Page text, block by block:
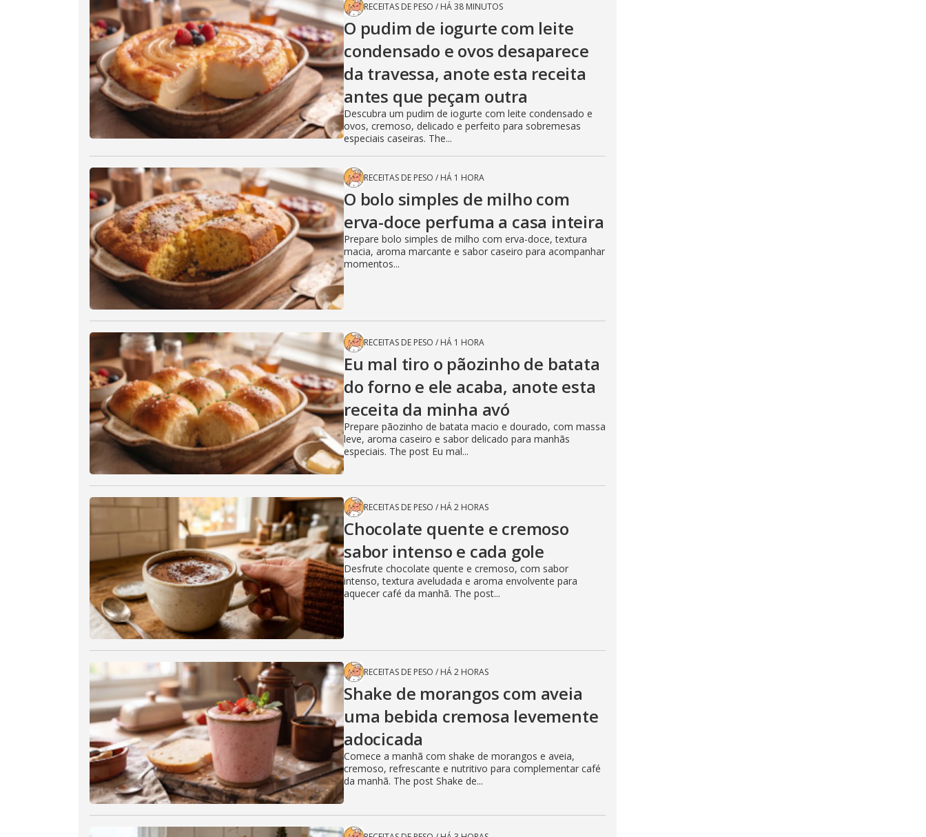
RECEITAS DE PESO / HÁ 38 MINUTOS
O pudim de iogurte com leite
condensado e ovos desaparece
da travessa, anote esta receita
antes que peçam outra
Descubra um pudim de iogurte com leite condensado e
ovos, cremoso, delicado e perfeito para sobremesas
especiais caseiras. The...
RECEITAS DE PESO / HÁ 1 HORA
O bolo simples de milho com
erva-doce perfuma a casa inteira
Prepare bolo simples de milho com erva-doce, textura
macia, aroma marcante e sabor caseiro para acompanhar
momentos...
RECEITAS DE PESO / HÁ 1 HORA
Eu mal tiro o pãozinho de batata
do forno e ele acaba, anote esta
receita da minha avó
Prepare pãozinho de batata macio e dourado, com massa
leve, aroma caseiro e sabor delicado para manhãs
especiais. The post Eu mal...
RECEITAS DE PESO / HÁ 2 HORAS
Chocolate quente e cremoso
sabor intenso e cada gole
Desfrute chocolate quente e cremoso, com sabor
intenso, textura aveludada e aroma envolvente para
aquecer café da manhã. The post...
RECEITAS DE PESO / HÁ 2 HORAS
Shake de morangos com aveia
uma bebida cremosa levemente
adocicada
Comece a manhã com shake de morangos e aveia,
cremoso, refrescante e nutritivo para complementar café
da manhã. The post Shake de...